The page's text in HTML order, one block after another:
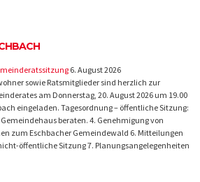
6. August 2026
sowie Ratsmitglieder sind herzlich zur
am Donnerstag, 20. August 2026 um 19.00
eingeladen. Tagesordnung – öffentliche Sitzung:
beraten. 4. Genehmigung von
zum Eschbacher Gemeindewald 6. Mitteilungen
öffentliche Sitzung 7. Planungsangelegenheiten